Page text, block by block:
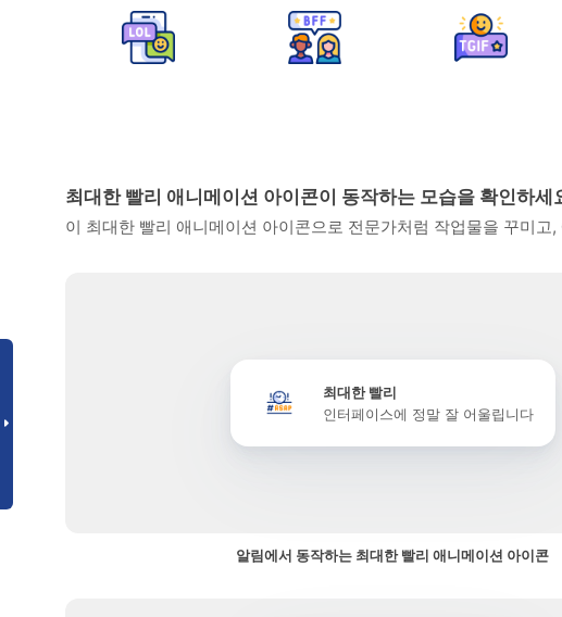
최대한 빨리 애니메이션 아이콘이 동작하는 모습을 확인하세
이 최대한 빨리 애니메이션 아이콘으로 전문가처럼 작업물을 꾸미
최대한 빨리
인터페이스에 정말 잘 어울립니다
알림에서 동작하는 최대한 빨리 애니메이션 아이콘